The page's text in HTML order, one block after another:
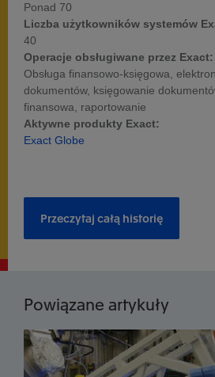
Ponad 70
Liczba użytkowników systemów
40
Operacje obsługiwane przez Exact:
Obsługa finansowo-księgowa,
dokumentów, księgowanie
finansowa, raportowanie
Aktywne produkty Exact:
Exact Globe
Przeczytaj całą historię
Powiązane artykuły